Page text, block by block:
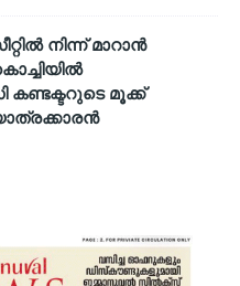
നിന്ന് മാറാൻ
മൂക്ക്